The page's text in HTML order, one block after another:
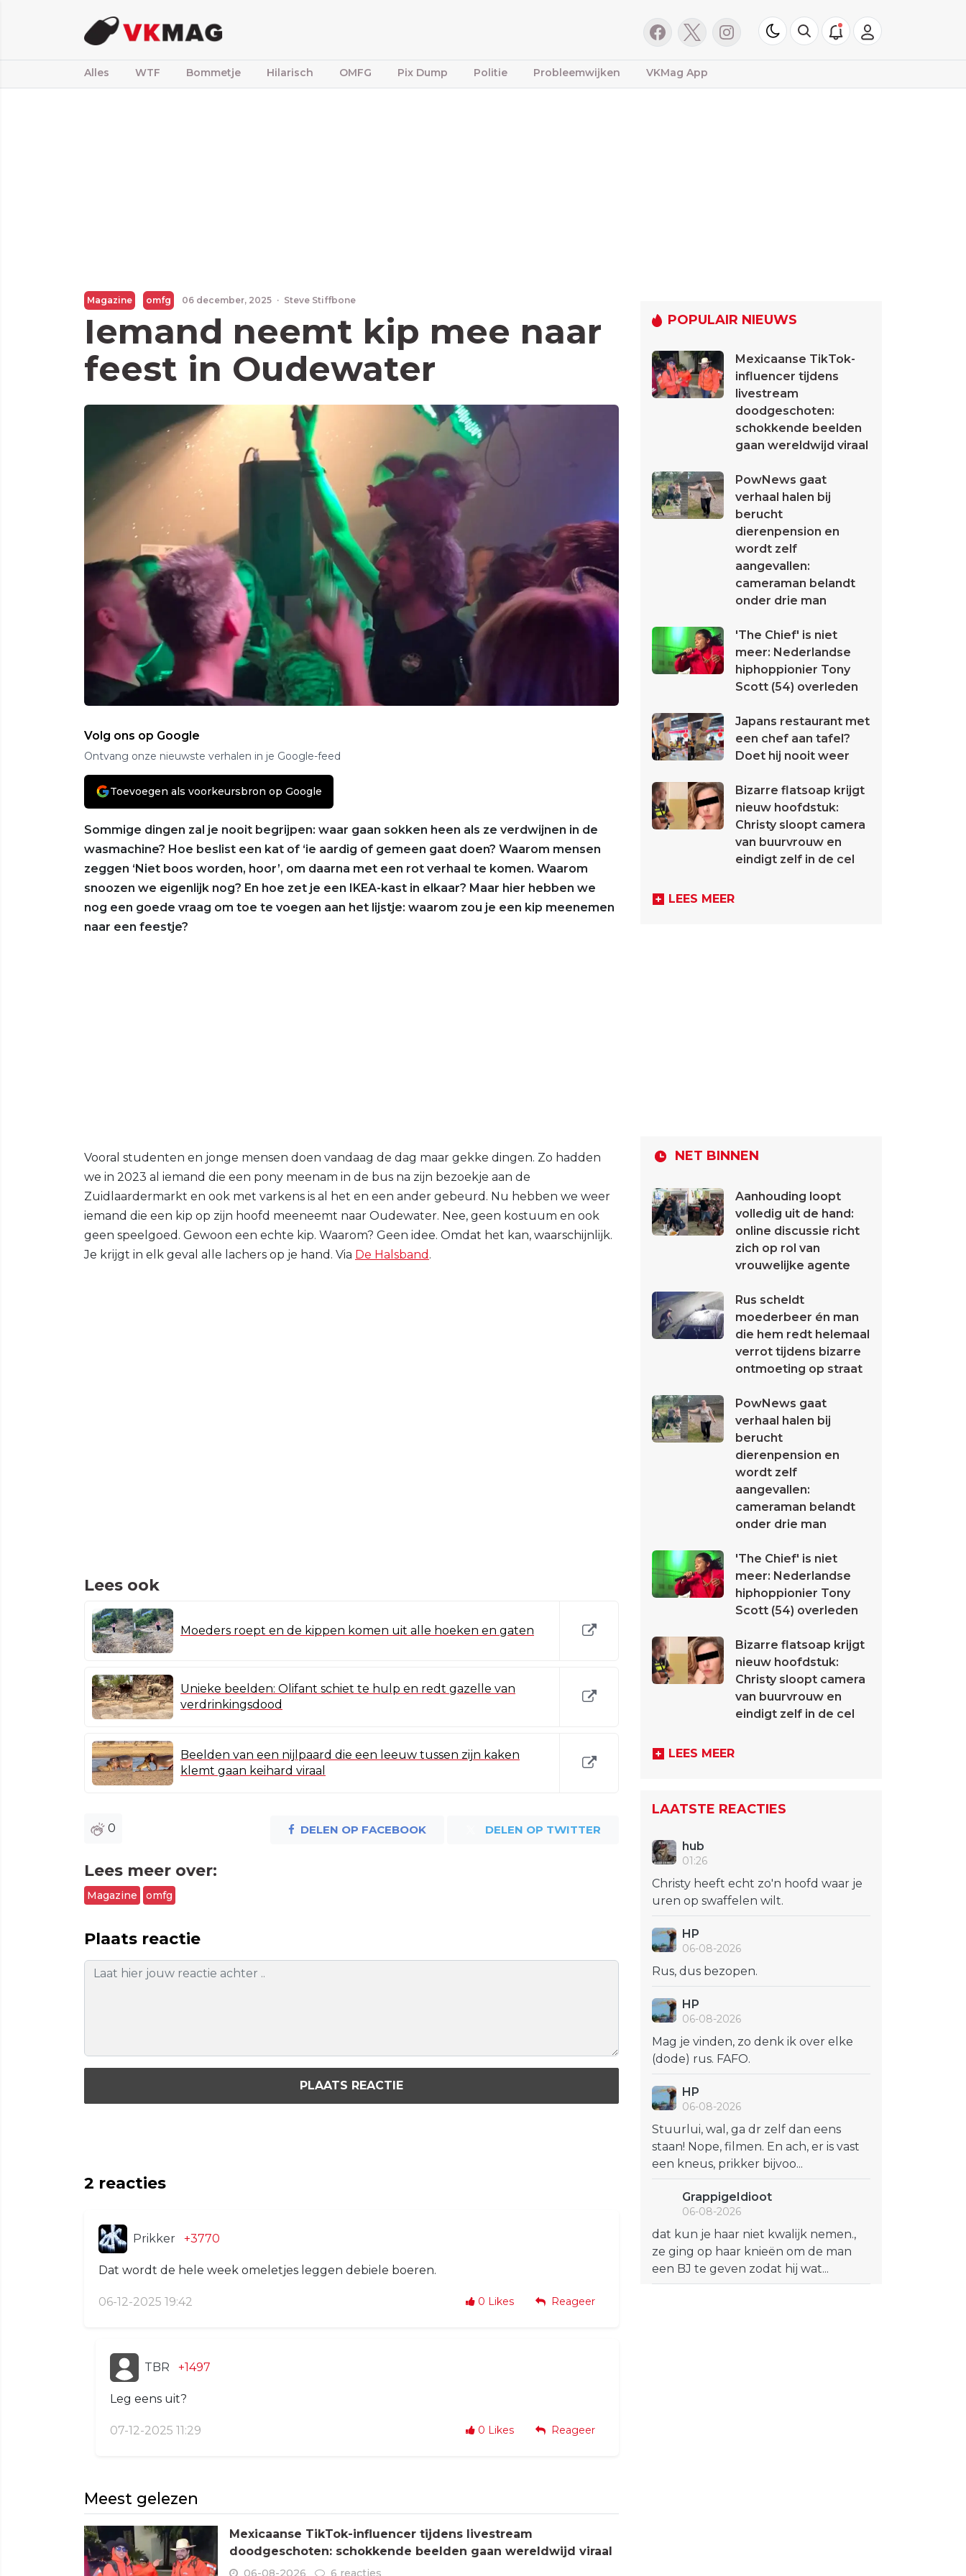
Alles WTF Bommetje Hilarisch OMFG Pix Dump Politie Probleemwijken VKMag App
Magazine omfg 06 december, 2025 · Steve Stiffbone
Iemand neemt kip mee naar
feest in Oudewater
Volg ons op Google
Ontvang onze nieuwste verhalen in je Google-feed
Toevoegen als voorkeursbron op Google
Sommige dingen zal je nooit begrijpen: waar gaan sokken heen als ze verdwijnen in de
wasmachine? Hoe beslist een kat of ‘ie aardig of gemeen gaat doen? Waarom mensen
zeggen ‘Niet boos worden, hoor’, om daarna met een rot verhaal te komen. Waarom
snoozen we eigenlijk nog? En hoe zet je een IKEA-kast in elkaar? Maar hier hebben we
nog een goede vraag om toe te voegen aan het lijstje: waarom zou je een kip meenemen
naar een feestje?
Vooral studenten en jonge mensen doen vandaag de dag maar gekke dingen. Zo hadden
we in 2023 al iemand die een pony meenam in de bus na zijn bezoekje aan de
Zuidlaardermarkt en ook met varkens is al het en een ander gebeurd. Nu hebben we weer
iemand die een kip op zijn hoofd meeneemt naar Oudewater. Nee, geen kostuum en ook
geen speelgoed. Gewoon een echte kip. Waarom? Geen idee. Omdat het kan, waarschijnlijk.
Je krijgt in elk geval alle lachers op je hand. Via De Halsband .
Lees ook
Moeders roept en de kippen komen uit alle hoeken en gaten
Unieke beelden: Olifant schiet te hulp en redt gazelle van
verdrinkingsdood
Beelden van een nijlpaard die een leeuw tussen zijn kaken
klemt gaan keihard viraal
0 DELEN OP FACEBOOK DELEN OP TWITTER
Lees meer over:
Magazine omfg
Plaats reactie
PLAATS REACTIE
2 reacties
Prikker +3770
Dat wordt de hele week omeletjes leggen debiele boeren.
06-12-2025 19:42 0 Likes Reageer
TBR +1497
Leg eens uit?
07-12-2025 11:29 0 Likes Reageer
Meest gelezen
Mexicaanse TikTok-influencer tijdens livestream
doodgeschoten: schokkende beelden gaan wereldwijd viraal
06-08-2026 6 reacties
POPULAIR NIEUWS
Mexicaanse TikTok-
influencer tijdens
livestream
doodgeschoten:
schokkende beelden
gaan wereldwijd viraal
PowNews gaat
verhaal halen bij
berucht
dierenpension en
wordt zelf
aangevallen:
cameraman belandt
onder drie man
'The Chief' is niet
meer: Nederlandse
hiphoppionier Tony
Scott (54) overleden
Japans restaurant met
een chef aan tafel?
Doet hij nooit weer
Bizarre flatsoap krijgt
nieuw hoofdstuk:
Christy sloopt camera
van buurvrouw en
eindigt zelf in de cel
LEES MEER
NET BINNEN
Aanhouding loopt
volledig uit de hand:
online discussie richt
zich op rol van
vrouwelijke agente
Rus scheldt
moederbeer én man
die hem redt helemaal
verrot tijdens bizarre
ontmoeting op straat
PowNews gaat
verhaal halen bij
berucht
dierenpension en
wordt zelf
aangevallen:
cameraman belandt
onder drie man
'The Chief' is niet
meer: Nederlandse
hiphoppionier Tony
Scott (54) overleden
Bizarre flatsoap krijgt
nieuw hoofdstuk:
Christy sloopt camera
van buurvrouw en
eindigt zelf in de cel
LEES MEER
LAATSTE REACTIES
hub
01:26
Christy heeft echt zo'n hoofd waar je
uren op swaffelen wilt.
HP
06-08-2026
Rus, dus bezopen.
HP
06-08-2026
Mag je vinden, zo denk ik over elke
(dode) rus. FAFO.
HP
06-08-2026
Stuurlui, wal, ga dr zelf dan eens
staan! Nope, filmen. En ach, er is vast
een kneus, prikker bijvoo...
GrappigeIdioot
06-08-2026
dat kun je haar niet kwalijk nemen.,
ze ging op haar knieën om de man
een BJ te geven zodat hij wat...